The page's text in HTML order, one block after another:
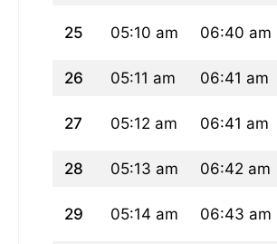
25 05:10 am 06:40 am
26 05:11 am 06:41 am
27 05:12 am 06:41 am
28 05:13 am 06:42 am
29 05:14 am 06:43 am